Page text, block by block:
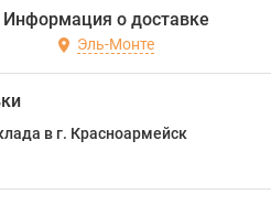
Информация о доставке
Эль-Монте
в г. Красноармейск